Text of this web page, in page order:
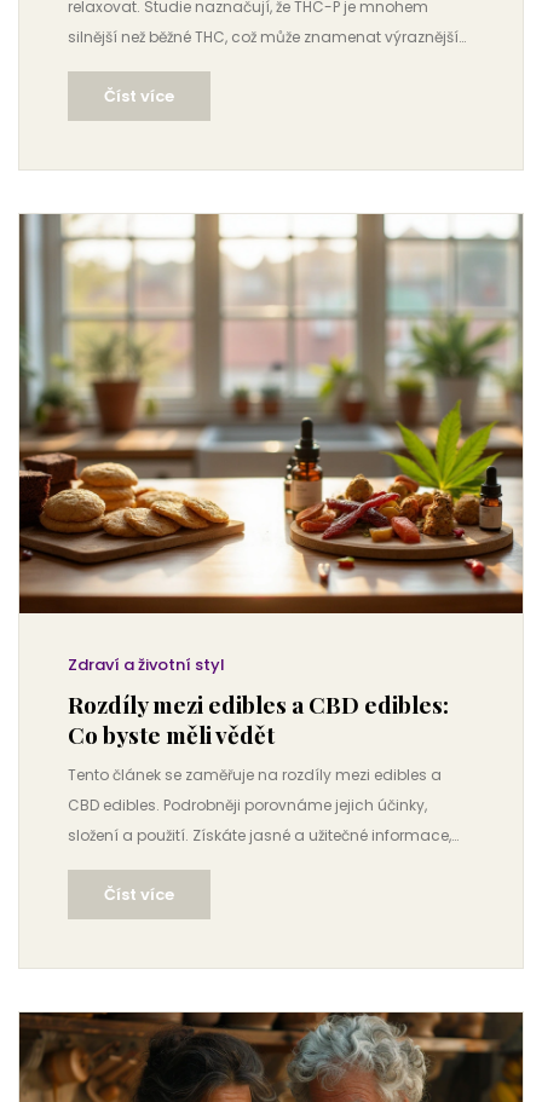
relaxovat. Studie naznačují, že THC-P je mnohem
silnější než běžné THC, což může znamenat výraznější
účinky na tělo i mysl. Tento článek nabízí přehled
různých tipů a rad, jak využít THC-P edibles k dosažení
maximálního uvolnění. Prozkoumáme různé formy
Číst více
Zdraví a životní styl
Rozdíly mezi edibles a CBD edibles:
Co byste měli vědět
Tento článek se zaměřuje na rozdíly mezi edibles a
CBD edibles. Podrobněji porovnáme jejich účinky,
složení a použití. Získáte jasné a užitečné informace,
které vám pomohou rozhodnout, které z těchto dvou
produktů jsou pro vás vhodnější.
Číst více